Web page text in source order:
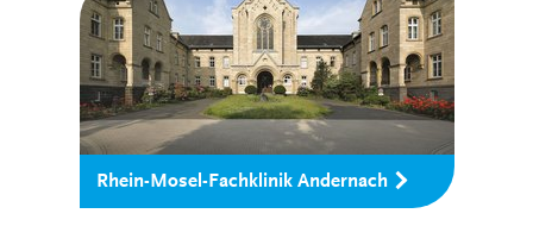
Rhein-Mosel-Fachklinik Andernach